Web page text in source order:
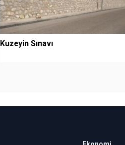
Kuzeyin Sınavı